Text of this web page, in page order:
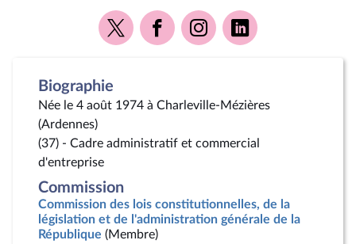
Voir
la
Voir
la
Voir
la
Voir
la
Biographie
Née le 4 août 1974 à Charleville-Mézières
(Ardennes)
(37) - Cadre administratif et commercial
d'entreprise
Commission
Commission des lois constitutionnelles, de la
législation et de l'administration générale de la
République (Membre)